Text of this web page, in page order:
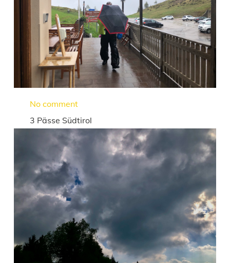
No comment
3 Pässe Südtirol